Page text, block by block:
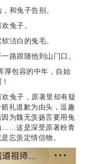
和兔子告别。
兔子。
洁白的兔毛。
路跟随他到山门口。
厚包容的中年，自始
兔子，原著里却有疑
礼道歉为由头，逗趣
为魏无羡扬言要用兔
……这是深受原著粉青
忘羡定情信物。